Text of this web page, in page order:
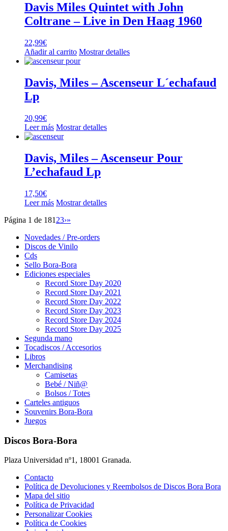
Davis Miles Quintet with John
Coltrane – Live in Den Haag 1960
22,99€
Añadir al carrito Mostrar detalles
Davis, Miles – Ascenseur L´echafaud
Lp
20,99€
Leer más Mostrar detalles
Davis, Miles – Ascenseur Pour
L’echafaud Lp
17,50€
Leer más Mostrar detalles
Página 1 de 181 23›»
Novedades / Pre-orders
Discos de Vinilo
Cds
Sello Bora-Bora
Ediciones especiales
Record Store Day 2020
Record Store Day 2021
Record Store Day 2022
Record Store Day 2023
Record Store Day 2024
Record Store Day 2025
Segunda mano
Tocadiscos / Accesorios
Libros
Merchandising
Camisetas
Bebé / Niñ@
Bolsos / Totes
Carteles antiguos
Souvenirs Bora-Bora
Juegos
Discos Bora-Bora
Plaza Universidad nº1, 18001 Granada.
Contacto
Política de Devoluciones y Reembolsos de Discos Bora Bora
Mapa del sitio
Política de Privacidad
Personalizar Cookies
Política de Cookies